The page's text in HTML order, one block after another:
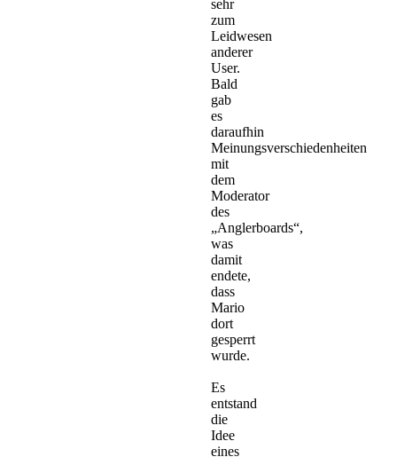
sehr
zum
Leidwesen
anderer
User.
Bald
gab
es
daraufhin
Meinungsverschiedenheiten
mit
dem
Moderator
des
„Anglerboards“,
was
damit
endete,
dass
Mario
dort
gesperrt
wurde.
Es
entstand
die
Idee
eines